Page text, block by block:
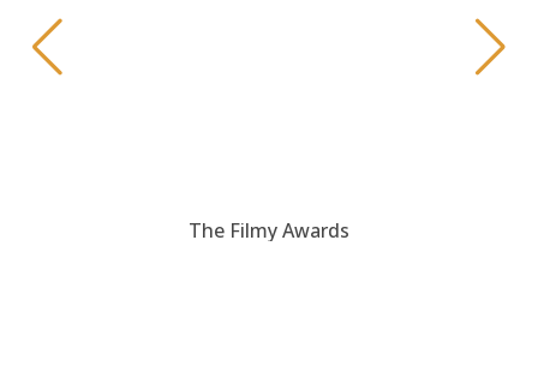
The Filmy Awards